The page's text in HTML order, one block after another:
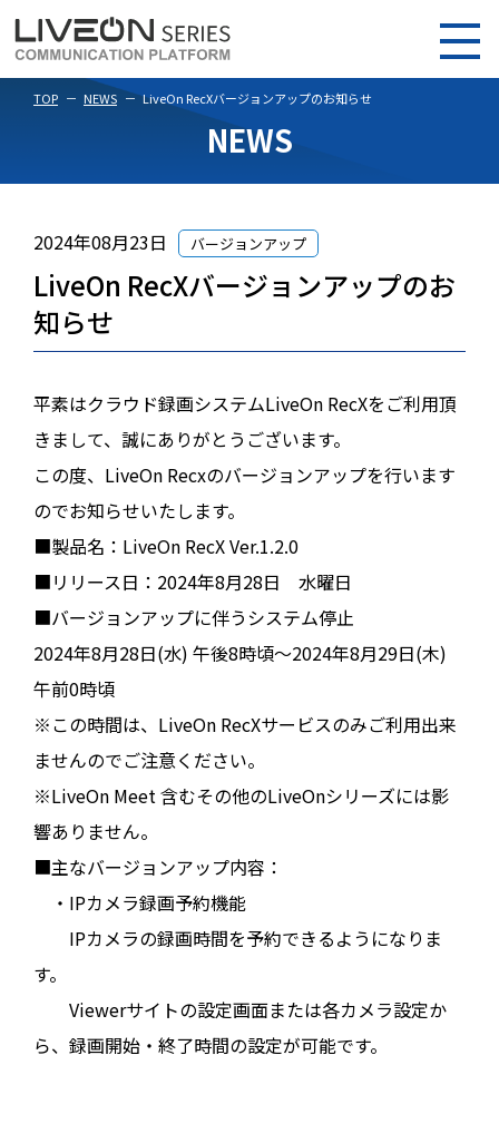
TOP NEWS LiveOn RecXバージョンアップのお知らせ
NEWS
2024年08月23日 バージョンアップ
LiveOn RecXバージョンアップのお
知らせ
平素はクラウド録画システムLiveOn RecXをご利用頂
きまして、誠にありがとうございます。
この度、LiveOn Recxのバージョンアップを行います
のでお知らせいたします。
■製品名：LiveOn RecX Ver.1.2.0
■リリース日：2024年8月28日 水曜日
■バージョンアップに伴うシステム停止
2024年8月28日(水) 午後8時頃～2024年8月29日(木)
午前0時頃
※この時間は、LiveOn RecXサービスのみご利用出来
ませんのでご注意ください。
※LiveOn Meet 含むその他のLiveOnシリーズには影
響ありません。
■主なバージョンアップ内容：
・IPカメラ録画予約機能
IPカメラの録画時間を予約できるようになりま
す。
Viewerサイトの設定画面または各カメラ設定か
ら、録画開始・終了時間の設定が可能です。